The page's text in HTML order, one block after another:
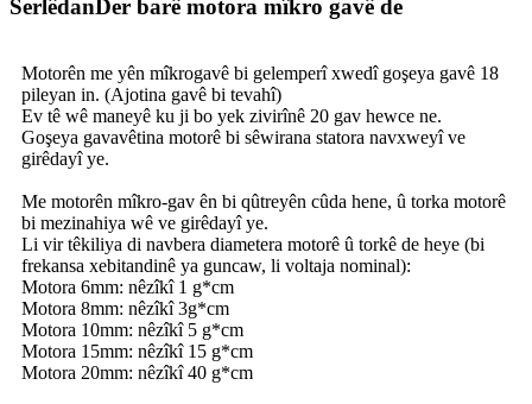
SerlêdanDer barê motora mîkro gavê de
Motorên me yên mîkrogavê bi gelemperî xwedî goşeya gavê 18
pileyan in. (Ajotina gavê bi tevahî)
Ev tê wê maneyê ku ji bo yek zivirînê 20 gav hewce ne.
Goşeya gavavêtina motorê bi sêwirana statora navxweyî ve
girêdayî ye.
Me motorên mîkro-gav ên bi qûtreyên cûda hene, û torka motorê
bi mezinahiya wê ve girêdayî ye.
Li vir têkiliya di navbera diametera motorê û torkê de heye (bi
frekansa xebitandinê ya guncaw, li voltaja nominal):
Motora 6mm: nêzîkî 1 g*cm
Motora 8mm: nêzîkî 3g*cm
Motora 10mm: nêzîkî 5 g*cm
Motora 15mm: nêzîkî 15 g*cm
Motora 20mm: nêzîkî 40 g*cm